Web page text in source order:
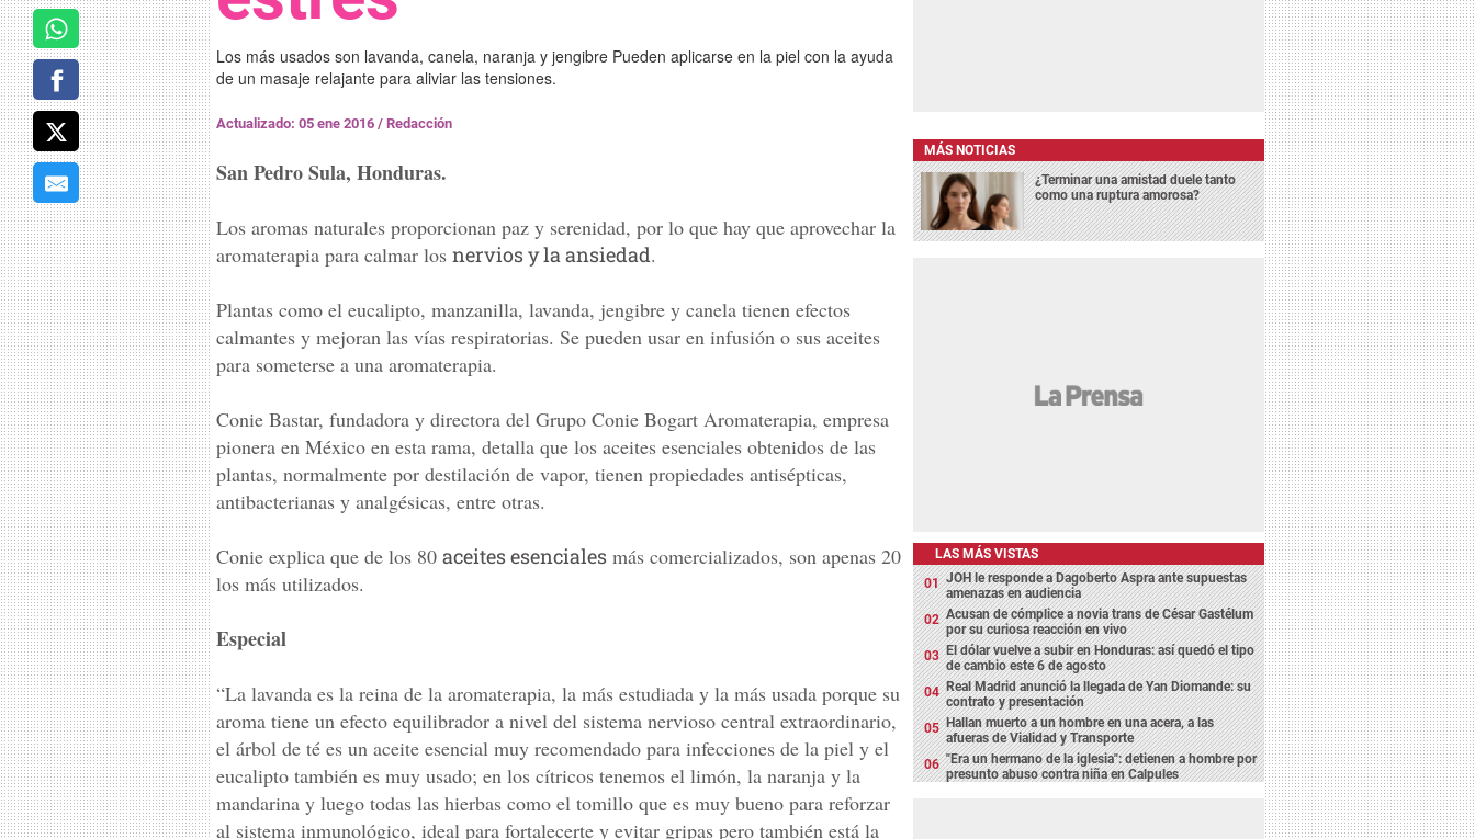
Los más usados son lavanda, canela, naranja y jengibre Pueden aplicarse en la piel con la ayuda
de un masaje relajante para aliviar las tensiones.
Actualizado: 05 ene 2016 / Redacción
San Pedro Sula, Honduras.
Los aromas naturales proporcionan paz y serenidad, por lo que hay que aprovechar la
aromaterapia para calmar los nervios y la ansiedad.
Plantas como el eucalipto, manzanilla, lavanda, jengibre y canela tienen efectos
calmantes y mejoran las vías respiratorias. Se pueden usar en infusión o sus aceites
para someterse a una aromaterapia.
Conie Bastar, fundadora y directora del Grupo Conie Bogart Aromaterapia, empresa
pionera en México en esta rama, detalla que los aceites esenciales obtenidos de las
plantas, normalmente por destilación de vapor, tienen propiedades antisépticas,
antibacterianas y analgésicas, entre otras.
Conie explica que de los 80 aceites esenciales más comercializados, son apenas 20
los más utilizados.
Especial
“La lavanda es la reina de la aromaterapia, la más estudiada y la más usada porque su
aroma tiene un efecto equilibrador a nivel del sistema nervioso central extraordinario,
el árbol de té es un aceite esencial muy recomendado para infecciones de la piel y el
eucalipto también es muy usado; en los cítricos tenemos el limón, la naranja y la
mandarina y luego todas las hierbas como el tomillo que es muy bueno para reforzar
al sistema inmunológico, ideal para fortalecerte y evitar gripas pero también está la
MÁS NOTICIAS
¿Terminar una amistad duele tanto
como una ruptura amorosa?
LAS MÁS VISTAS
JOH le responde a Dagoberto Aspra ante supuestas
amenazas en audiencia
Acusan de cómplice a novia trans de César Gastélum
por su curiosa reacción en vivo
El dólar vuelve a subir en Honduras: así quedó el tipo
de cambio este 6 de agosto
Real Madrid anunció la llegada de Yan Diomande: su
contrato y presentación
Hallan muerto a un hombre en una acera, a las
afueras de Vialidad y Transporte
"Era un hermano de la iglesia": detienen a hombre por
presunto abuso contra niña en Calpules